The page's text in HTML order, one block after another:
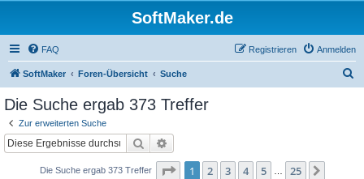
SoftMaker.de
FAQ Anmelden
Registrieren
SoftMaker Foren-Übersicht Suche
Die Suche ergab 373 Treffer
Zur erweiterten Suche
Suche
Die Suche ergab 373 Treffer Seite 1von 25
1 2 3 4 5 25